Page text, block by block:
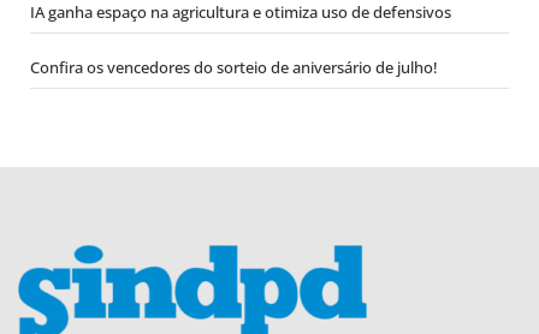
IA ganha espaço na agricultura e otimiza uso de defensivos
Confira os vencedores do sorteio de aniversário de julho!